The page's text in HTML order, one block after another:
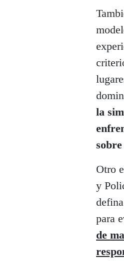
la
Otro
y
para
de